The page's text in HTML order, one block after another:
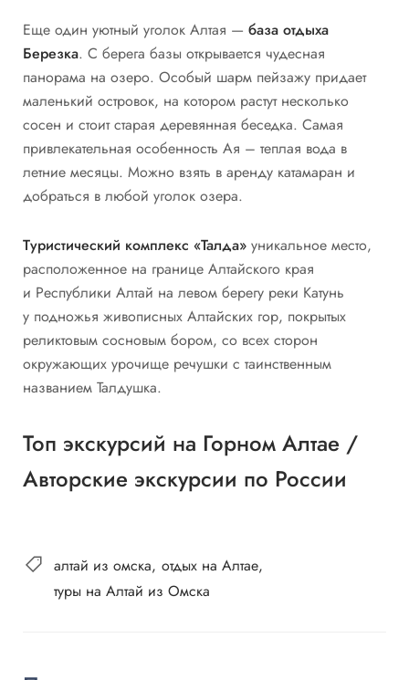
Еще один уютный уголок Алтая — база отдыха
Березка. С берега базы открывается чудесная
панорама на озеро. Особый шарм пейзажу придает
маленький островок, на котором растут несколько
сосен и стоит старая деревянная беседка. Самая
привлекательная особенность Ая – теплая вода в
летние месяцы. Можно взять в аренду катамаран и
добраться в любой уголок озера.
Туристический комплекс «Талда» уникальное место,
расположенное на границе Алтайского края
и Республики Алтай на левом берегу реки Катунь
у подножья живописных Алтайских гор, покрытых
реликтовым сосновым бором, со всех сторон
окружающих урочище речушки с таинственным
названием Талдушка.
Топ экскурсий на Горном Алтае /
Авторские экскурсии по России
алтай из омска отдых на Алтае
туры на Алтай из Омска